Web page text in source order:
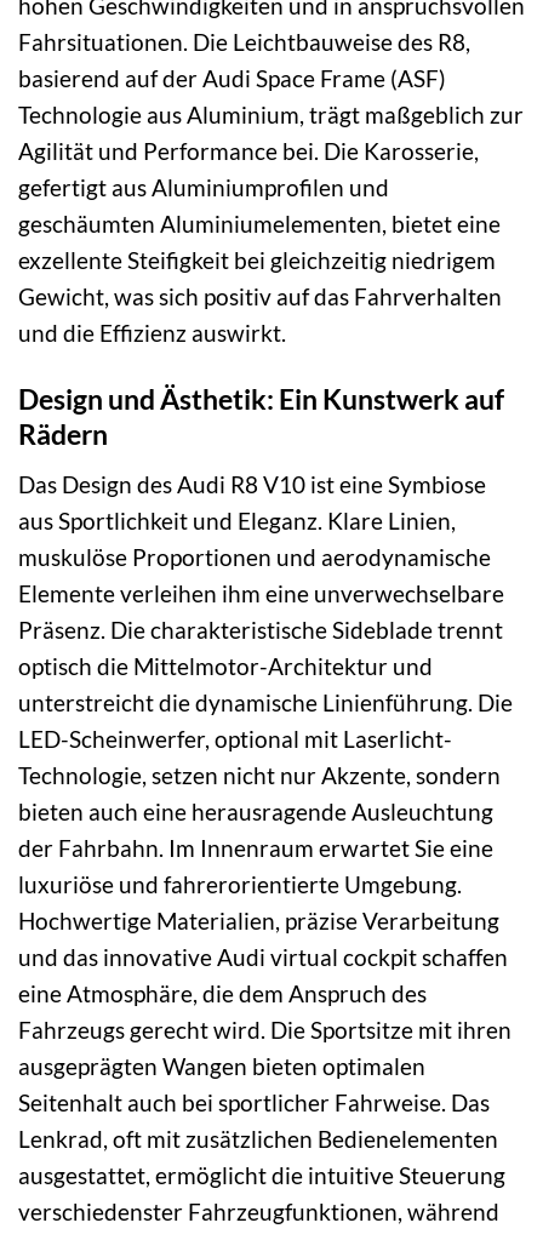
hohen Geschwindigkeiten und in anspruchsvollen
Fahrsituationen. Die Leichtbauweise des R8,
basierend auf der Audi Space Frame (ASF)
Technologie aus Aluminium, trägt maßgeblich zur
Agilität und Performance bei. Die Karosserie,
gefertigt aus Aluminiumprofilen und
geschäumten Aluminiumelementen, bietet eine
exzellente Steifigkeit bei gleichzeitig niedrigem
Gewicht, was sich positiv auf das Fahrverhalten
und die Effizienz auswirkt.
Design und Ästhetik: Ein Kunstwerk auf
Rädern
Das Design des Audi R8 V10 ist eine Symbiose
aus Sportlichkeit und Eleganz. Klare Linien,
muskulöse Proportionen und aerodynamische
Elemente verleihen ihm eine unverwechselbare
Präsenz. Die charakteristische Sideblade trennt
optisch die Mittelmotor-Architektur und
unterstreicht die dynamische Linienführung. Die
LED-Scheinwerfer, optional mit Laserlicht-
Technologie, setzen nicht nur Akzente, sondern
bieten auch eine herausragende Ausleuchtung
der Fahrbahn. Im Innenraum erwartet Sie eine
luxuriöse und fahrerorientierte Umgebung.
Hochwertige Materialien, präzise Verarbeitung
und das innovative Audi virtual cockpit schaffen
eine Atmosphäre, die dem Anspruch des
Fahrzeugs gerecht wird. Die Sportsitze mit ihren
ausgeprägten Wangen bieten optimalen
Seitenhalt auch bei sportlicher Fahrweise. Das
Lenkrad, oft mit zusätzlichen Bedienelementen
ausgestattet, ermöglicht die intuitive Steuerung
verschiedenster Fahrzeugfunktionen, während